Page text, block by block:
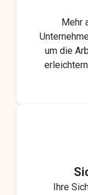
Mehr
um die
Ihre